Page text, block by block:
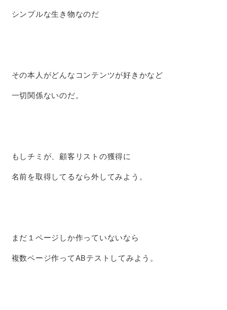
シンプルな生き物なのだ
その本人がどんなコンテンツが好きかなど
一切関係ないのだ。
もしチミが、顧客リストの獲得に
名前を取得してるなら外してみよう。
まだ１ページしか作っていないなら
複数ページ作ってABテストしてみよう。